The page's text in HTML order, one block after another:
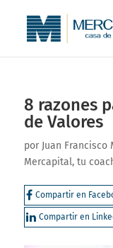
8 razones
de Valores
por Juan Francisco
Mercapital, tu
Compartir en
Compartir en